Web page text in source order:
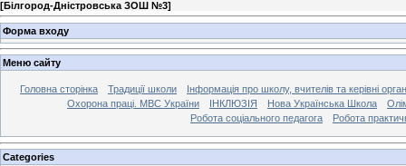
[Білгород-Дністровська ЗОШ №3]
Форма входу
Меню сайту
Головна сторінка Традиції школи
Інформація про школу, вчителів та керівні
Охорона праці. МВС України
ІНКЛЮЗІЯ Нова Українська Школа
Робота соціального педагога
Робота
Categories